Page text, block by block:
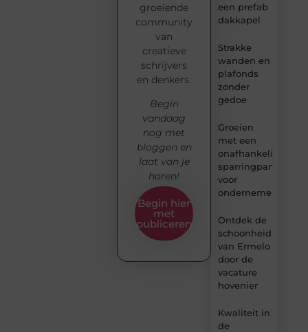
een prefab
dakkapel
Strakke
wanden en
plafonds
zonder
gedoe
Groeien
met een
onafhankelijke
sparringpartner
voor
ondernemers
Ontdek de
schoonheid
van Ermelo
door de
vacature
hovenier
Kwaliteit in
de
groeiende
community
van
creatieve
schrijvers
en denkers.
Begin
vandaag
nog met
bloggen en
laat van je
horen!
Begin hier
met
publiceren